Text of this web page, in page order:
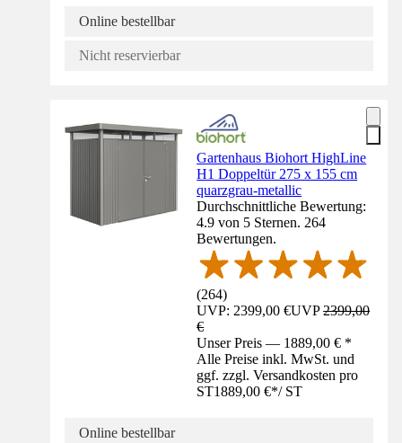
Online bestellbar
Nicht reservierbar
Gartenhaus Biohort HighLine
H1 Doppeltür 275 x 155 cm
quarzgrau-metallic
Durchschnittliche Bewertung:
4.9 von 5 Sternen. 264
Bewertungen.
(264)
UVP: 2399,00 €UVP2399,00
€
Unser Preis — 1889,00 € *
Alle Preise inkl. MwSt. und
ggf. zzgl. Versandkosten pro
ST1889,00 €*/ ST
Online bestellbar